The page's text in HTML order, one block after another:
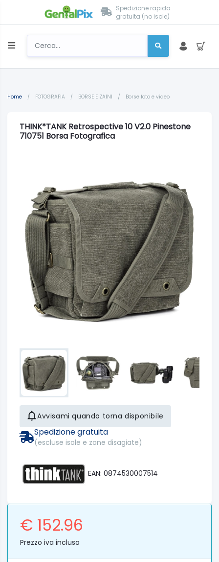
Spedizione rapida
gratuita (no isole)
Home / FOTOGRAFIA / BORSE E ZAINI / Borse foto e video
THINK*TANK Retrospective 10 V2.0 Pinestone
710751 Borsa Fotografica
Avvisami quando torna disponibile
Spedizione gratuita
(escluse isole e zone disagiate)
EAN: 0874530007514
€ 152.96
Prezzo iva inclusa